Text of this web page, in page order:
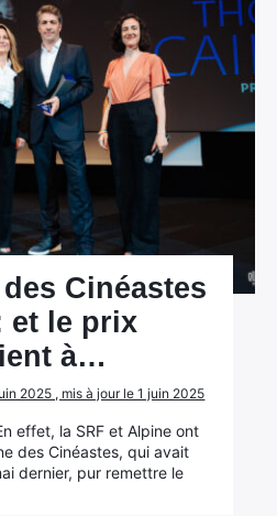
Cinéastes
et le prix
à…
2025 , mis à jour le 1 juin 2025
effet, la SRF et Alpine ont
des Cinéastes, qui avait
dernier, pur remettre le